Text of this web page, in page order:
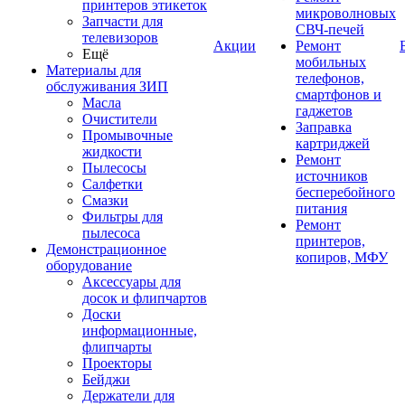
принтеров этикеток
Запчасти для
телевизоров
Ещё
Материалы для
обслуживания ЗИП
Масла
Очистители
Промывочные
жидкости
Пылесосы
Салфетки
Смазки
Фильтры для
пылесоса
Демонстрационное
оборудование
Аксессуары для
досок и флипчартов
Доски
информационные,
флипчарты
Проекторы
Бейджи
Держатели для
Акции
микроволновых
СВЧ-печей
Ремонт
мобильных
телефонов,
смартфонов и
гаджетов
Заправка
картриджей
Ремонт
источников
бесперебойного
питания
Ремонт
принтеров,
копиров, МФУ